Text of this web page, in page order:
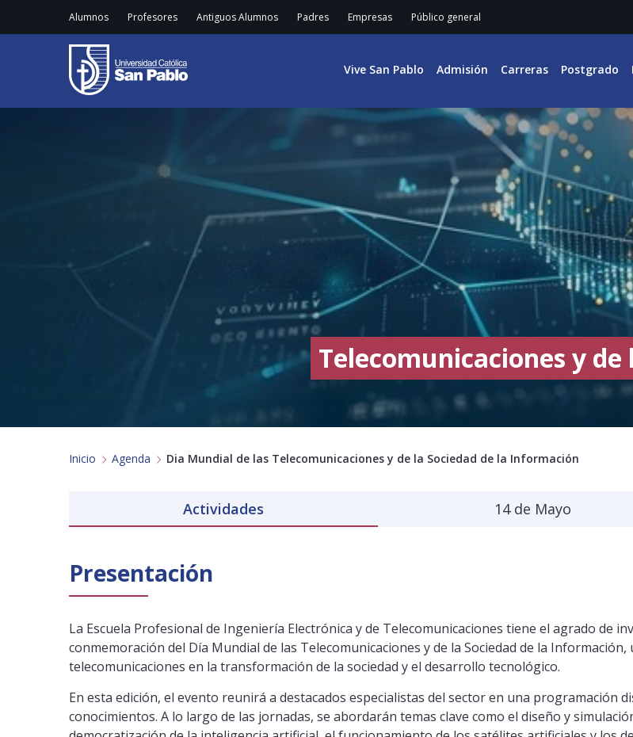
Alumnos Profesores Antiguos Alumnos Padres Empresas Público general
Vive San Pablo Admisión Carreras Postgrado
Telecomunicaciones y
Inicio Agenda Dia Mundial de las Telecomunicaciones y de la Sociedad de la Información
Actividades 14 de Mayo
Presentación
La Escuela Profesional de Ingeniería Electrónica y de Telecomunicaciones tiene el agrado de
conmemoración del Día Mundial de las Telecomunicaciones y de la Sociedad de la
telecomunicaciones en la transformación de la sociedad y el desarrollo tecnológico.
En esta edición, el evento reunirá a destacados especialistas del sector en una programación
conocimientos. A lo largo de las jornadas, se abordarán temas clave como el diseño y